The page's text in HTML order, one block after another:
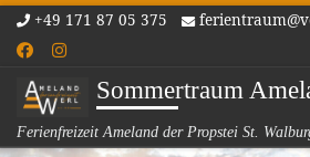
Zum Inhalt springen
+49 171 87 05 375
Sommertraum
Ferienfreizeit Ameland der Propstei St.